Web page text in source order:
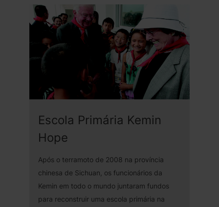
Escola Primária Kemin
Hope
Após o terramoto de 2008 na província
chinesa de Sichuan, os funcionários da
Kemin em todo o mundo juntaram fundos
para reconstruir uma escola primária na